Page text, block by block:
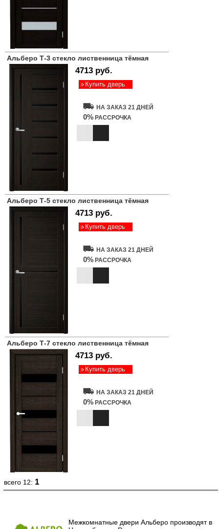
Альберо Т-3 стекло лиственница тёмная
4713 руб.
Купить дверь
НА ЗАКАЗ 21 ДНЕЙ
0% РАССРОЧКА
Альберо Т-5 стекло лиственница тёмная
4713 руб.
Купить дверь
НА ЗАКАЗ 21 ДНЕЙ
0% РАССРОЧКА
Альберо Т-7 стекло лиственница тёмная
4713 руб.
Купить дверь
НА ЗАКАЗ 21 ДНЕЙ
0% РАССРОЧКА
всего 12: 1
Межкомнатные двери Альберо производят в